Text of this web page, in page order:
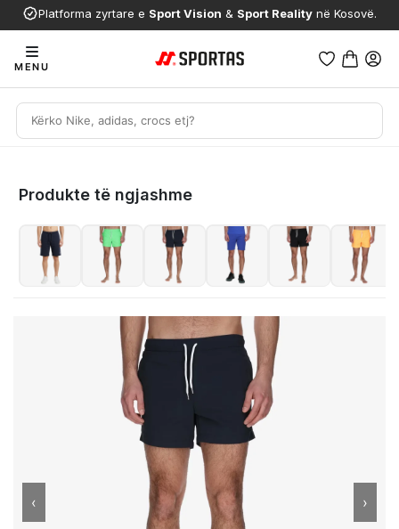
Platforma zyrtare e Sport Vision & Sport Reality në Kosovë.
MENU
Produkte të ngjashme
‹ ›